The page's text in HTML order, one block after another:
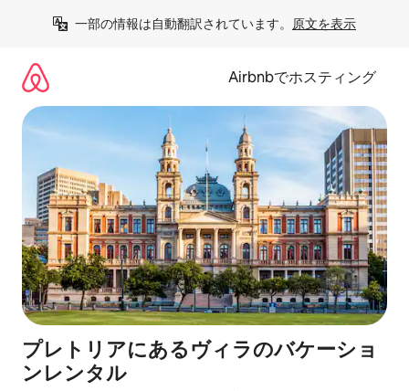
一部の情報は自動翻訳されています。 原文を表示
Airbnbでホスティング
プレトリアにあるヴィラのバケーショ
ンレンタル